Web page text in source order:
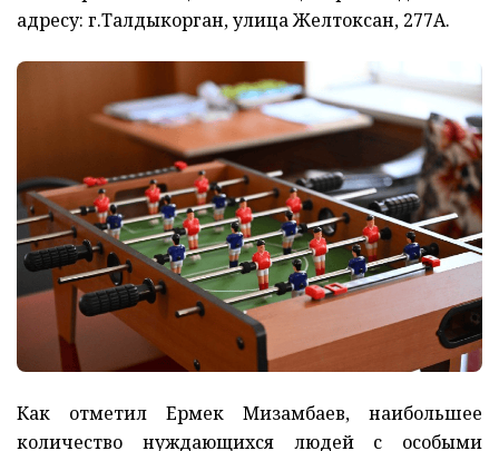
адресу: г.Талдыкорган, улица Желтоксан, 277А.
Как отметил Ермек Мизамбаев, наибольшее
количество нуждающихся людей с особыми